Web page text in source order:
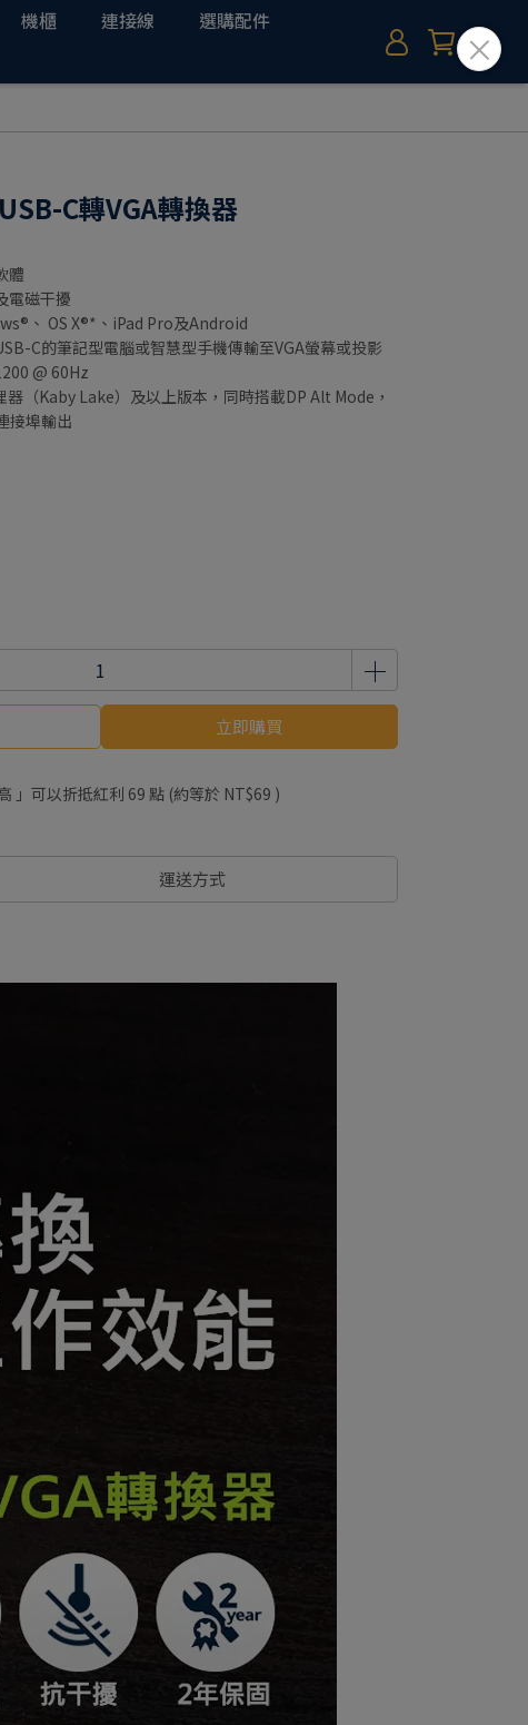
機櫃 連接線
選購配件
C轉VGA轉換器
體
電磁干擾
、 OS X®*、iPad Pro及Android
C的筆記型電腦或智慧型手機傳輸至VGA螢幕或投影
@ 60Hz
（Kaby Lake）及以上版本，同時搭載DP Alt Mode，
接埠輸出
立即購買
」可以折抵紅利 69 點 (約等於 NT$69 )
運送方式